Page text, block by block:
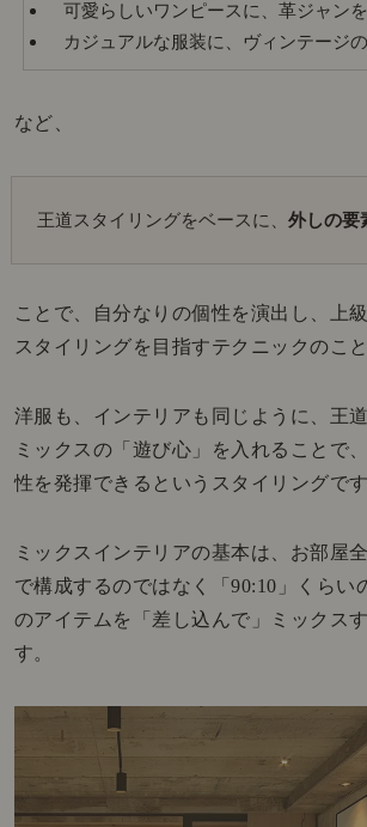
可愛らしいワンピースに、革ジャン
カジュアルな服装に、ヴィンテージ
など、
王道スタイリングをベースに、外しの要
ことで、自分なりの個性を演出し、上
スタイリングを目指すテクニックのこと
洋服も、インテリアも同じように、王道
ミックスの「遊び心」を入れることで
性を発揮できるというスタイリングです
ミックスインテリアの基本は、お部屋全
で構成するのではなく「90:10」くらい
のアイテムを「差し込んで」ミックス
す。